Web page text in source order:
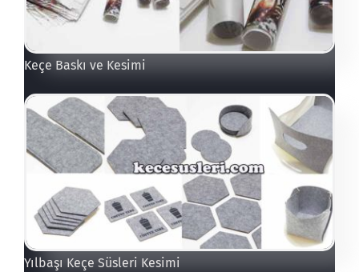
Keçe Baskı ve Kesimi
Yılbaşı Keçe Süsleri Kesimi